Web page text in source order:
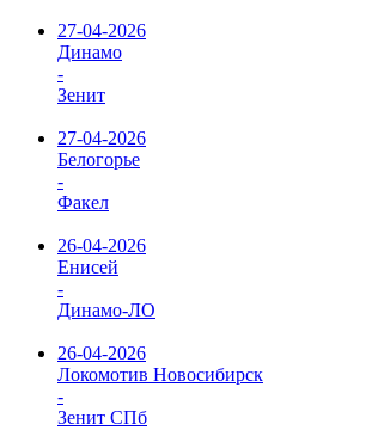
27-04-2026
Динамо
-
Зенит
27-04-2026
Белогорье
-
Факел
26-04-2026
Енисей
-
Динамо-ЛО
26-04-2026
Локомотив Новосибирск
-
Зенит СПб